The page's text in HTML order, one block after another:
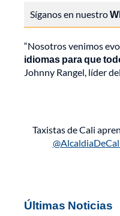
Síganos en nuestro
“Nosotros venimos
idiomas para que
Johnny Rangel, líder
Taxistas de Cali
Últimas Noticias